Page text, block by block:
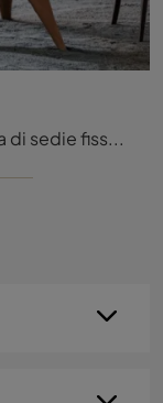
Clicca per scoprire una ricca gamma di sedie fisse per stanze moderne: il modello Barbican Cuoio di Molteni & C ti attende!